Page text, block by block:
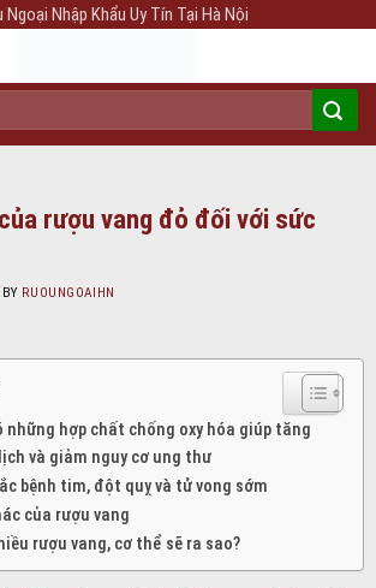
Ngoại Nhập Khẩu Uy Tín Tại Hà Nội
rượu vang đỏ đối với sức
BY RUOUNGOAIHN
những hợp chất chống oxy hóa giúp tăng
và giảm nguy cơ ung thư
bệnh tim, đột quỵ và tử vong sớm
của rượu vang
rượu vang, cơ thể sẽ ra sao?